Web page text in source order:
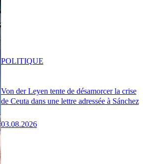
Von der Leyen tente de désamorcer la crise
de Ceuta dans une lettre adressée à Sánchez
03.08.2026
POLITIQUE